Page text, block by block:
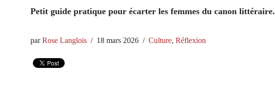
Petit guide pratique pour écarter les femmes du canon littéraire.
parRose Langlois 18 mars 2026 Culture, Réflexion